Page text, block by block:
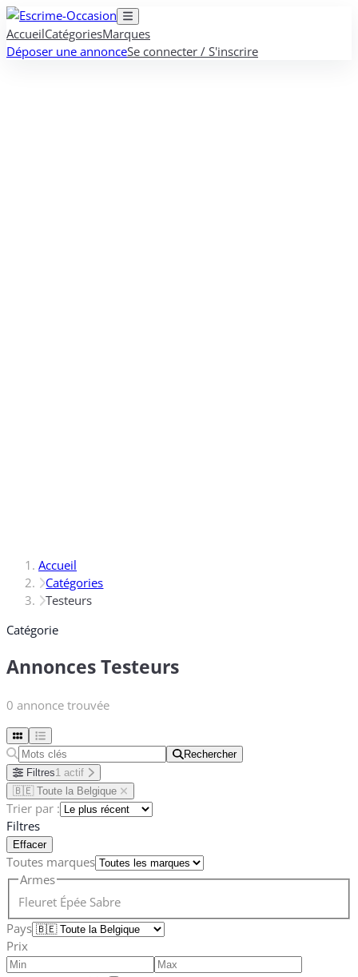
AccueilCatégoriesMarques
Déposer une annonceSe connecter / S'inscrire
Accueil
Catégories
Testeurs
Catégorie
Annonces Testeurs
0 annonce trouvée
Rechercher
Rechercher
Filtres1 actif
🇧🇪 Toute la Belgique
Trier par :
Filtres
Effacer
Toutes marques
Armes
Fleuret Épée Sabre
Pays
Prix